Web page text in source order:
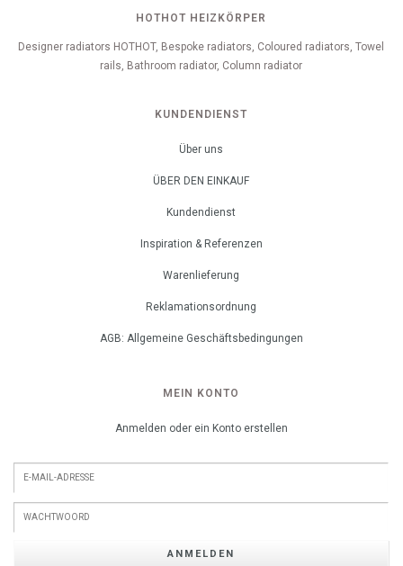
HOTHOT HEIZKÖRPER
Designer radiators HOTHOT, Bespoke radiators, Coloured radiators, Towel
rails, Bathroom radiator, Column radiator
KUNDENDIENST
Über uns
ÜBER DEN EINKAUF
Kundendienst
Inspiration & Referenzen
Warenlieferung
Reklamationsordnung
AGB: Allgemeine Geschäftsbedingungen
MEIN KONTO
Anmelden oder ein Konto erstellen
ANMELDEN